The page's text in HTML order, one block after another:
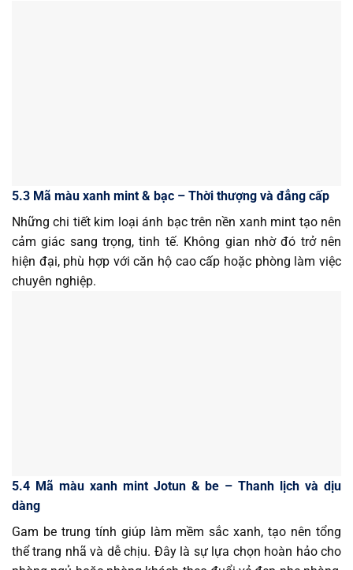
5.3 Mã màu xanh mint & bạc – Thời thượng và đẳng cấp
Những chi tiết kim loại ánh bạc trên nền xanh mint tạo nên
cảm giác sang trọng, tinh tế. Không gian nhờ đó trở nên
hiện đại, phù hợp với căn hộ cao cấp hoặc phòng làm việc
chuyên nghiệp.
5.4 Mã màu xanh mint Jotun & be – Thanh lịch và dịu
dàng
Gam be trung tính giúp làm mềm sắc xanh, tạo nên tổng
thể trang nhã và dễ chịu. Đây là sự lựa chọn hoàn hảo cho